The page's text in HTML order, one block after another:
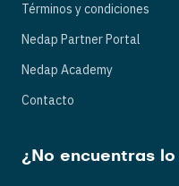
Términos y condiciones
Nedap Partner Portal
Nedap Academy
Contacto
¿No encuentras